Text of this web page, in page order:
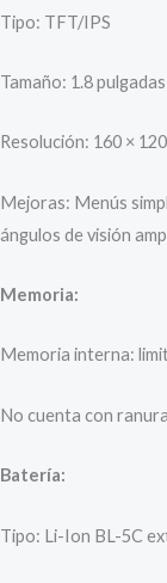
Tipo: TFT/IPS
Tamaño: 1.8 pulgadas
Resolución: 160 ×
Mejoras: Menús
ángulos de visión
Memoria:
Memoria interna:
No cuenta con
Batería:
Tipo: Li-Ion BL-5C